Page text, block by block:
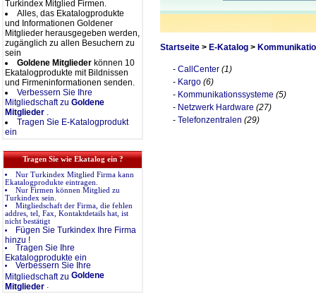
Turkindex Mitglied Firmen.
Alles, das Ekatalogprodukte
und Informationen Goldener
Mitglieder herausgegeben werden,
zugänglich zu allen Besuchern zu
sein
Goldene Mitglieder können 10
Ekatalogprodukte mit Bildnissen
und Firmeninformationen senden.
Verbessern Sie Ihre
Mitgliedschaft zu Goldene
Mitglieder .
Tragen Sie E-Katalogprodukt
ein
Tragen Sie wie Ekatalog ein ?
Nur Turkindex Mitglied Firma kann
Ekatalogprodukte eintragen.
Nur Firmen können Mitglied zu
Turkindex sein.
Mitgliedschaft der Firma, die fehlen
addres, tel, Fax, Kontaktdetails hat, ist
nicht bestätigt
Fügen Sie Turkindex Ihre Firma
hinzu !
Tragen Sie Ihre
Ekatalogprodukte ein
Verbessern Sie Ihre
Mitgliedschaft zu Goldene
Mitglieder .
Startseite > E-Katalog>
-CallCenter (1)
-Kargo (6)
-Kommunikationssysteme (5)
-Netzwerk Hardware (27)
-Telefonzentralen (29)